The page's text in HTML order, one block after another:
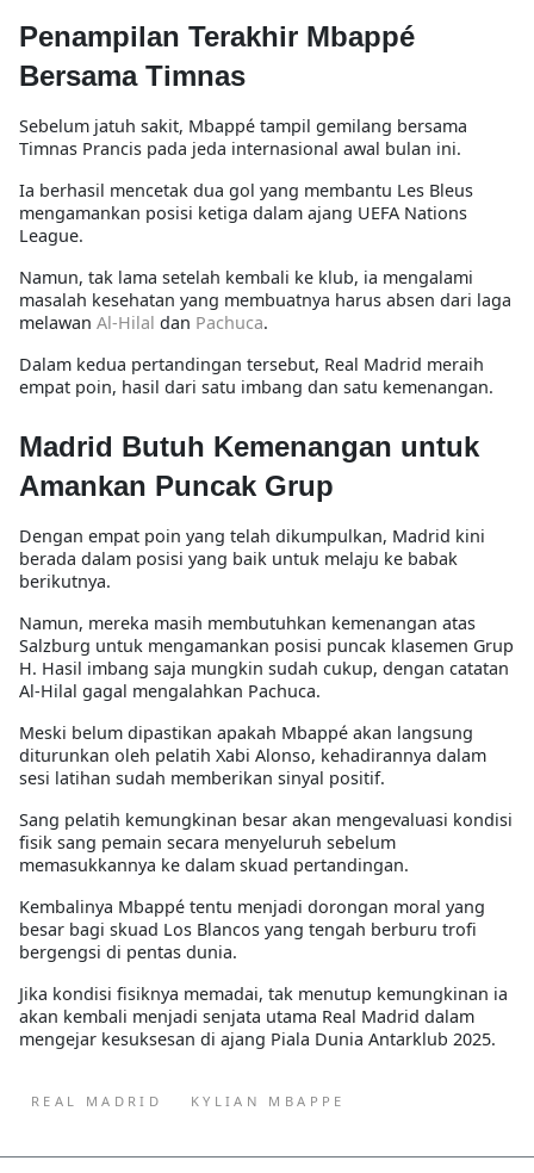
Penampilan Terakhir Mbappé
Bersama Timnas
Sebelum jatuh sakit, Mbappé tampil gemilang bersama
Timnas Prancis pada jeda internasional awal bulan ini.
Ia berhasil mencetak dua gol yang membantu Les Bleus
mengamankan posisi ketiga dalam ajang UEFA Nations
League.
Namun, tak lama setelah kembali ke klub, ia mengalami
masalah kesehatan yang membuatnya harus absen dari laga
melawan Al-Hilal dan Pachuca.
Dalam kedua pertandingan tersebut, Real Madrid meraih
empat poin, hasil dari satu imbang dan satu kemenangan.
Madrid Butuh Kemenangan untuk
Amankan Puncak Grup
Dengan empat poin yang telah dikumpulkan, Madrid kini
berada dalam posisi yang baik untuk melaju ke babak
berikutnya.
Namun, mereka masih membutuhkan kemenangan atas
Salzburg untuk mengamankan posisi puncak klasemen Grup
H. Hasil imbang saja mungkin sudah cukup, dengan catatan
Al-Hilal gagal mengalahkan Pachuca.
Meski belum dipastikan apakah Mbappé akan langsung
diturunkan oleh pelatih Xabi Alonso, kehadirannya dalam
sesi latihan sudah memberikan sinyal positif.
Sang pelatih kemungkinan besar akan mengevaluasi kondisi
fisik sang pemain secara menyeluruh sebelum
memasukkannya ke dalam skuad pertandingan.
Kembalinya Mbappé tentu menjadi dorongan moral yang
besar bagi skuad Los Blancos yang tengah berburu trofi
bergengsi di pentas dunia.
Jika kondisi fisiknya memadai, tak menutup kemungkinan ia
akan kembali menjadi senjata utama Real Madrid dalam
mengejar kesuksesan di ajang Piala Dunia Antarklub 2025.
REAL MADRID KYLIAN MBAPPE